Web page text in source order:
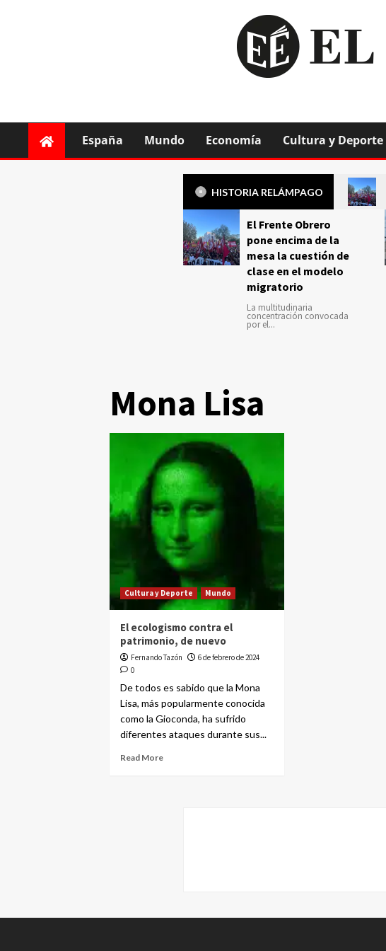
España Mundo Economía Cultura y Deporte
HISTORIA RELÁMPAGO
El Frente Obrero
pone encima de la
mesa la cuestión de
clase en el modelo
migratorio
La multitudinaria
concentración convocada
por el...
Mona Lisa
Cultura y Deporte Mundo
El ecologismo contra el
patrimonio, de nuevo
Fernando Tazón
6 de febrero de 2024
0
De todos es sabido que la Mona
Lisa, más popularmente conocida
como la Gioconda, ha sufrido
diferentes ataques durante sus...
Read More